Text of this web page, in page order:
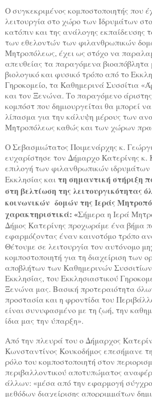
Ο συγκεκριμένος κομποστοποιητής που
λειτουργία στο χώρο των Ιδρυμάτων
κατόπιν και της ανάλογης εκπαίδευσης
των εθελοντών των φιλανθρωπικών
Μητροπόλεως, έχει ως στόχο να
απευθείας τα παραγόμενα βιοαπόβλητα
βιολογικό και φυσικό τρόποαπό το
Γηροκομείο, τα Καθημερινά Συσσίτια
και τον Ξενώνα. Το παραγόμενο
κομπόστ που δημιουργείται θα μπορεί
λίπασμα για την κάλυψη μέρους των
Μητροπόλεως καθώς και των χώρων
Ο Σεβασμιώτατος Ποιμενάρχης κ.
ευχαρίστησε τον Δήμαρχο Κατερίνης κ.
επιλογή των φιλανθρωπικών ιδρυμάτων
Εκκλησίας και τη σημαντική στήριξη
στη βελτίωση της λειτουργικότητας
κοινωνικών δομών της Ιεράς
χαρακτηριστικά: «Σήμερα η Ιερά
Δήμος Κατερίνης προχωράμε ένα βήμα
εφαρμόζοντας έναν καινοτόμο τρόπο
Θέτουμε σε λειτουργία τον αυτόνομο
κομποστοποιητή για τη διαχείριση των
αποβλήτων των Καθημερινών Συσσιτίων
Εκκλησίας, του Εκκλησιαστικού
Ξενώνα μας. Βασική προτεραιότητα
προστασία και η φροντίδα του
είναι συνυφασμένο με τη ζωή, την
ίδια μας την ύπαρξη».
Από την πλευρά τoυ ο Δήμαρχος
Κωνσταντίνος Κουκοδήμος επεσήμανε
ρόλο του κομποστοποιητή στον
περιβαλλοντικού αποτυπώματος
άλλων: «μέσα από την εφαρμογή
μεθόδων διαχείρισης απορριμμάτων